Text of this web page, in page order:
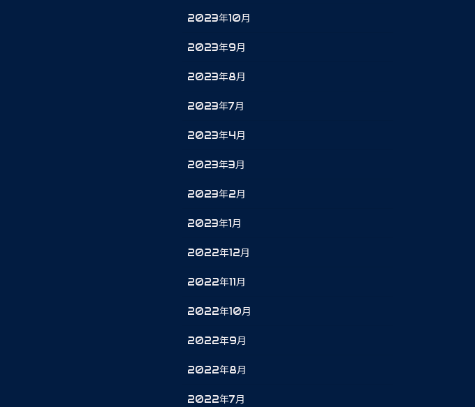
2023年10月
2023年9月
2023年8月
2023年7月
2023年4月
2023年3月
2023年2月
2023年1月
2022年12月
2022年11月
2022年10月
2022年9月
2022年8月
2022年7月